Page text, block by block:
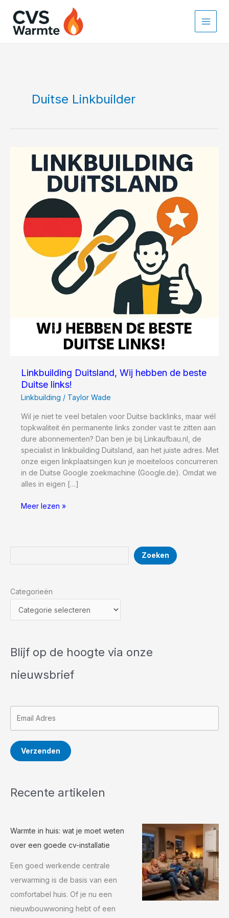
naar
Duitse Linkbuilder
Linkbuilding Duitsland, Wij hebben de beste
Duitse links!
Linkbuilding / Taylor Wade
Wil je niet te veel betalen voor Duitse backlinks, maar wél
topkwaliteit én permanente links zonder vast te zitten aan
dure abonnementen? Dan ben je bij Linkaufbau.nl, de
specialist in linkbuilding Duitsland, aan het juiste adres. Met
onze eigen linkplaatsingen kun je moeiteloos concurreren
in de Duitse Google zoekmachine (Google.de). Omdat we
alles in eigen […]
Linkbuilding
Meer lezen »
Zoeken
Categorieën
Blijf op de hoogte via onze
nieuwsbrief
Verzenden
Recente artikelen
Warmte in huis: wat je moet weten
over een goede cv-installatie
Een goed werkende centrale
verwarming is de basis van een
comfortabel huis. Of je nu een
nieuwbouwwoning hebt of een